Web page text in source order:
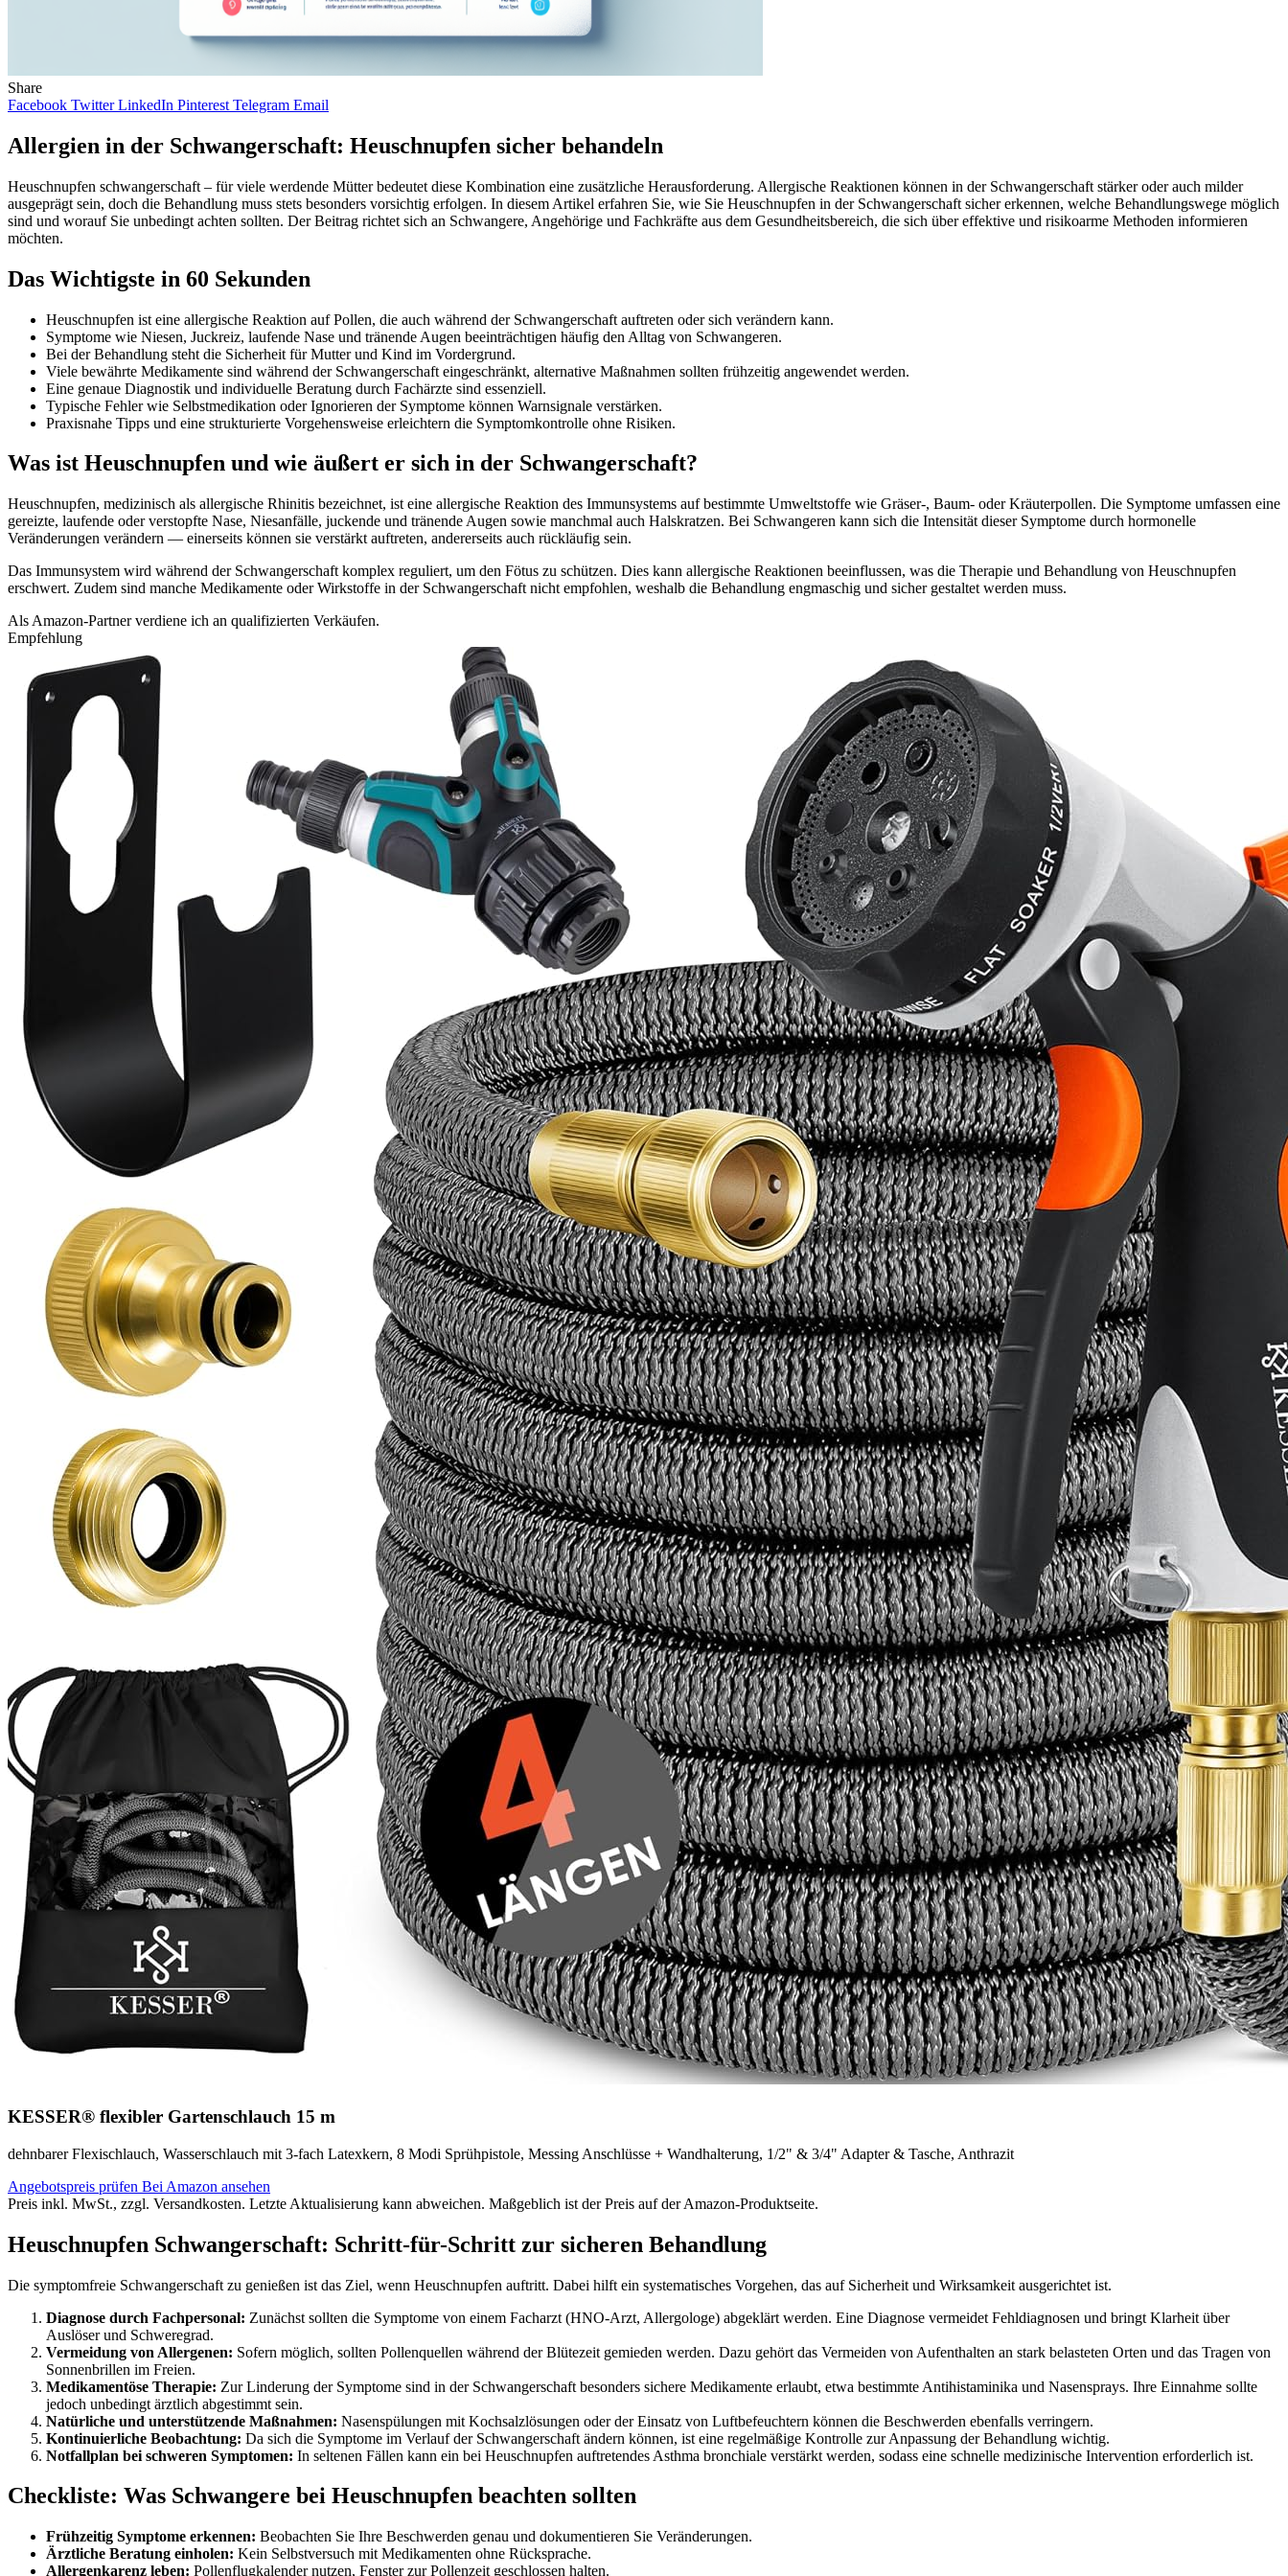
Share
Facebook Twitter LinkedIn Pinterest Telegram Email
Allergien in der Schwangerschaft: Heuschnupfen sicher behandeln
Heuschnupfen schwangerschaft – für viele werdende Mütter bedeutet diese Kombination eine zusätzliche Herausforderung. Allergische Reaktionen können in der Schwangerschaft stärker oder auch milder
ausgeprägt sein, doch die Behandlung muss stets besonders vorsichtig erfolgen. In diesem Artikel erfahren Sie, wie Sie Heuschnupfen in der Schwangerschaft sicher erkennen, welche Behandlungswege möglich
sind und worauf Sie unbedingt achten sollten. Der Beitrag richtet sich an Schwangere, Angehörige und Fachkräfte aus dem Gesundheitsbereich, die sich über effektive und risikoarme Methoden informieren
möchten.
Das Wichtigste in 60 Sekunden
Heuschnupfen ist eine allergische Reaktion auf Pollen, die auch während der Schwangerschaft auftreten oder sich verändern kann.
Symptome wie Niesen, Juckreiz, laufende Nase und tränende Augen beeinträchtigen häufig den Alltag von Schwangeren.
Bei der Behandlung steht die Sicherheit für Mutter und Kind im Vordergrund.
Viele bewährte Medikamente sind während der Schwangerschaft eingeschränkt, alternative Maßnahmen sollten frühzeitig angewendet werden.
Eine genaue Diagnostik und individuelle Beratung durch Fachärzte sind essenziell.
Typische Fehler wie Selbstmedikation oder Ignorieren der Symptome können Warnsignale verstärken.
Praxisnahe Tipps und eine strukturierte Vorgehensweise erleichtern die Symptomkontrolle ohne Risiken.
Was ist Heuschnupfen und wie äußert er sich in der Schwangerschaft?
Heuschnupfen, medizinisch als allergische Rhinitis bezeichnet, ist eine allergische Reaktion des Immunsystems auf bestimmte Umweltstoffe wie Gräser-, Baum- oder Kräuterpollen. Die Symptome umfassen eine
gereizte, laufende oder verstopfte Nase, Niesanfälle, juckende und tränende Augen sowie manchmal auch Halskratzen. Bei Schwangeren kann sich die Intensität dieser Symptome durch hormonelle
Veränderungen verändern — einerseits können sie verstärkt auftreten, andererseits auch rückläufig sein.
Das Immunsystem wird während der Schwangerschaft komplex reguliert, um den Fötus zu schützen. Dies kann allergische Reaktionen beeinflussen, was die Therapie und Behandlung von Heuschnupfen
erschwert. Zudem sind manche Medikamente oder Wirkstoffe in der Schwangerschaft nicht empfohlen, weshalb die Behandlung engmaschig und sicher gestaltet werden muss.
Als Amazon-Partner verdiene ich an qualifizierten Verkäufen.
Empfehlung
KESSER® flexibler Gartenschlauch 15 m
dehnbarer Flexischlauch, Wasserschlauch mit 3-fach Latexkern, 8 Modi Sprühpistole, Messing Anschlüsse + Wandhalterung, 1/2" & 3/4" Adapter & Tasche, Anthrazit
Angebotspreis prüfen Bei Amazon ansehen
Preis inkl. MwSt., zzgl. Versandkosten. Letzte Aktualisierung kann abweichen. Maßgeblich ist der Preis auf der Amazon-Produktseite.
Heuschnupfen Schwangerschaft: Schritt-für-Schritt zur sicheren Behandlung
Die symptomfreie Schwangerschaft zu genießen ist das Ziel, wenn Heuschnupfen auftritt. Dabei hilft ein systematisches Vorgehen, das auf Sicherheit und Wirksamkeit ausgerichtet ist.
Diagnose durch Fachpersonal: Zunächst sollten die Symptome von einem Facharzt (HNO-Arzt, Allergologe) abgeklärt werden. Eine Diagnose vermeidet Fehldiagnosen und bringt Klarheit über
Auslöser und Schweregrad.
Vermeidung von Allergenen: Sofern möglich, sollten Pollenquellen während der Blütezeit gemieden werden. Dazu gehört das Vermeiden von Aufenthalten an stark belasteten Orten und das Tragen von
Sonnenbrillen im Freien.
Medikamentöse Therapie: Zur Linderung der Symptome sind in der Schwangerschaft besonders sichere Medikamente erlaubt, etwa bestimmte Antihistaminika und Nasensprays. Ihre Einnahme sollte
jedoch unbedingt ärztlich abgestimmt sein.
Natürliche und unterstützende Maßnahmen: Nasenspülungen mit Kochsalzlösungen oder der Einsatz von Luftbefeuchtern können die Beschwerden ebenfalls verringern.
Kontinuierliche Beobachtung: Da sich die Symptome im Verlauf der Schwangerschaft ändern können, ist eine regelmäßige Kontrolle zur Anpassung der Behandlung wichtig.
Notfallplan bei schweren Symptomen: In seltenen Fällen kann ein bei Heuschnupfen auftretendes Asthma bronchiale verstärkt werden, sodass eine schnelle medizinische Intervention erforderlich ist.
Checkliste: Was Schwangere bei Heuschnupfen beachten sollten
Frühzeitig Symptome erkennen: Beobachten Sie Ihre Beschwerden genau und dokumentieren Sie Veränderungen.
Ärztliche Beratung einholen: Kein Selbstversuch mit Medikamenten ohne Rücksprache.
Allergenkarenz leben: Pollenflugkalender nutzen, Fenster zur Pollenzeit geschlossen halten.